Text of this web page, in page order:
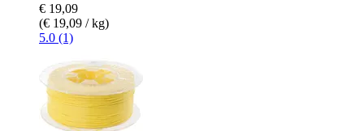
€ 19,09
(€ 19,09 / kg)
5.0 (1)